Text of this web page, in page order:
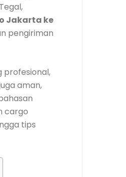
Jakarta ke
pengiriman
profesional,
aman,
cargo
tips